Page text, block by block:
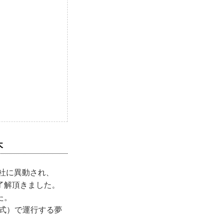
異動され、
頂きました。
）で運行する夢